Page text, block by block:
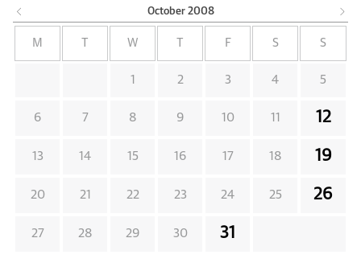
October 2008
M W F S S
1 2 3 4 5
6 7 8 9 10 11 12
13 14 15 16 17 18 19
20 21 22 23 24 25 26
27 28 29 30 31